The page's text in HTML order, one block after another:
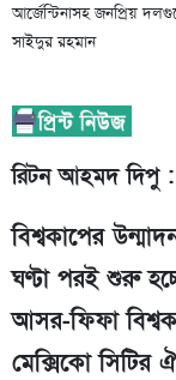
আর্জেন্টিনাসহ জনপ্রিয়
সাইদুর রহমান
রিটন আহমদ দিপু
বিশ্বকাপের
ঘণ্টা পরই শুরু
আসর-ফিফা
মেক্সিকো সিটির